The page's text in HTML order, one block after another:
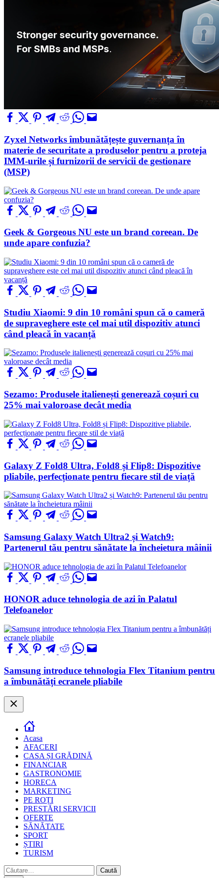
Zyxel Networks îmbunătățește guvernanța în
materie de securitate a produselor pentru a proteja
IMM-urile și furnizorii de servicii de gestionare
(MSP)
Geek & Gorgeous NU este un brand coreean. De
unde apare confuzia?
Studiu Xiaomi: 9 din 10 români spun că o cameră
de supraveghere este cel mai util dispozitiv atunci
când pleacă în vacanță
Sezamo: Produsele italienești generează coșuri cu
25% mai valoroase decât media
Galaxy Z Fold8 Ultra, Fold8 și Flip8: Dispozitive
pliabile, perfecționate pentru fiecare stil de viață
Samsung Galaxy Watch Ultra2 și Watch9:
Partenerul tău pentru sănătate la încheietura mâinii
HONOR aduce tehnologia de azi în Palatul
Telefoanelor
Samsung introduce tehnologia Flex Titanium pentru
a îmbunătăți ecranele pliabile
Close
Acasa
AFACERI
CASA ȘI GRĂDINĂ
FINANCIAR
GASTRONOMIE
HORECA
MARKETING
PE ROȚI
PRESTĂRI SERVICII
OFERTE
SĂNĂTATE
SPORT
ȘTIRI
TURISM
Caută